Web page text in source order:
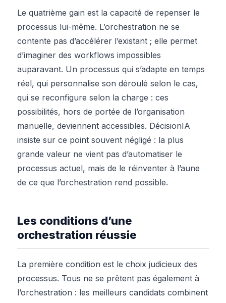
Le quatrième gain est la capacité de repenser le
processus lui-même. L’orchestration ne se
contente pas d’accélérer l’existant ; elle permet
d’imaginer des workflows impossibles
auparavant. Un processus qui s’adapte en temps
réel, qui personnalise son déroulé selon le cas,
qui se reconfigure selon la charge : ces
possibilités, hors de portée de l’organisation
manuelle, deviennent accessibles. DécisionIA
insiste sur ce point souvent négligé : la plus
grande valeur ne vient pas d’automatiser le
processus actuel, mais de le réinventer à l’aune
de ce que l’orchestration rend possible.
Les conditions d’une
orchestration réussie
La première condition est le choix judicieux des
processus. Tous ne se prêtent pas également à
l’orchestration : les meilleurs candidats combinent